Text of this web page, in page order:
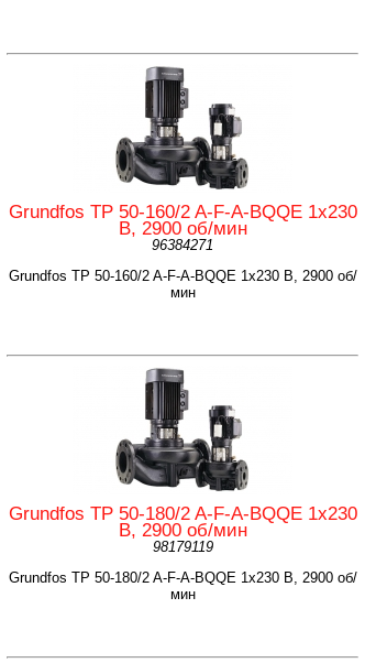
Grundfos TP 50-160/2 A-F-A-BQQE 1x230
В, 2900 об/мин
96384271
Grundfos TP 50-160/2 A-F-A-BQQE 1x230 В, 2900 об/
мин
Grundfos TP 50-180/2 A-F-A-BQQE 1x230
В, 2900 об/мин
98179119
Grundfos TP 50-180/2 A-F-A-BQQE 1x230 В, 2900 об/
мин